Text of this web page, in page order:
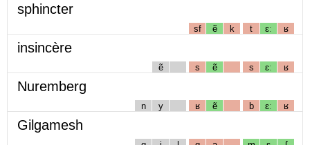
sphincter
sf ẽ k t ɛː ʁ
insincère
ẽ s ẽ s ɛː ʁ
Nuremberg
n y ʁ ẽ b ɛː ʁ
Gilgamesh